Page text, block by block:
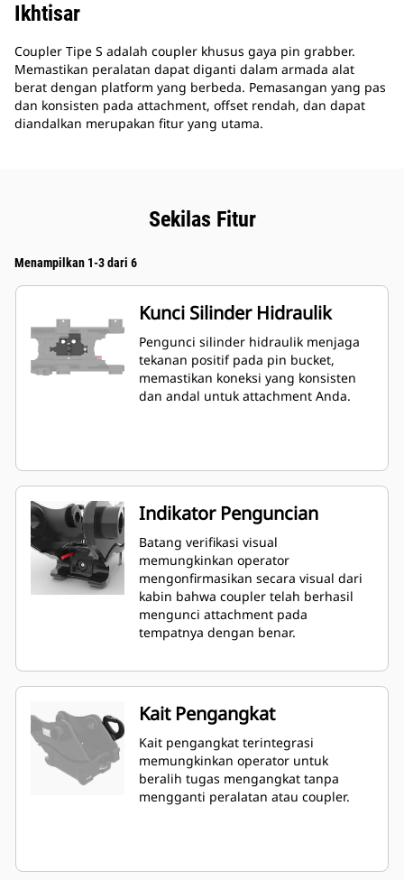
Ikhtisar
Coupler Tipe S adalah coupler khusus gaya pin grabber.
Memastikan peralatan dapat diganti dalam armada alat
berat dengan platform yang berbeda. Pemasangan yang pas
dan konsisten pada attachment, offset rendah, dan dapat
diandalkan merupakan fitur yang utama.
Sekilas Fitur
Menampilkan 1-3 dari 6
Kunci Silinder Hidraulik
Pengunci silinder hidraulik menjaga
tekanan positif pada pin bucket,
memastikan koneksi yang konsisten
dan andal untuk attachment Anda.
Indikator Penguncian
Batang verifikasi visual
memungkinkan operator
mengonfirmasikan secara visual dari
kabin bahwa coupler telah berhasil
mengunci attachment pada
tempatnya dengan benar.
Kait Pengangkat
Kait pengangkat terintegrasi
memungkinkan operator untuk
beralih tugas mengangkat tanpa
mengganti peralatan atau coupler.